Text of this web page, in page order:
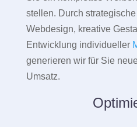
stellen. Durch
Webdesign, kreative
Entwicklung individueller
generieren wir für Sie
Umsatz.